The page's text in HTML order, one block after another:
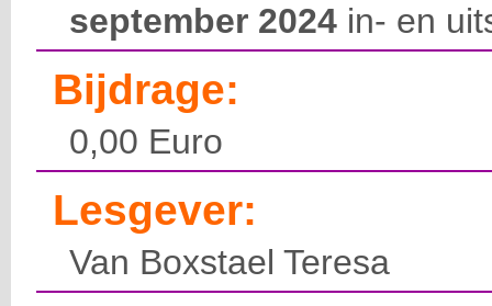
september 2024in- en
Bijdrage:
0,00 Euro
Lesgever:
Van Boxstael Teresa